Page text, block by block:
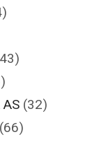
(32)
(66)